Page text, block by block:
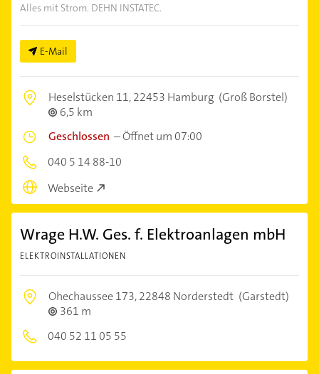
Alles mit Strom. DEHN INSTATEC.
E-Mail
Heselstücken 11,22453 Hamburg (Groß Borstel)
6,5 km
Geschlossen –Öffnet um 07:00
040 5 14 88-10
Webseite
Wrage H.W. Ges. f. Elektroanlagen mbH
ELEKTROINSTALLATIONEN
Ohechaussee 173,22848 Norderstedt (Garstedt)
361 m
040 52 11 05 55